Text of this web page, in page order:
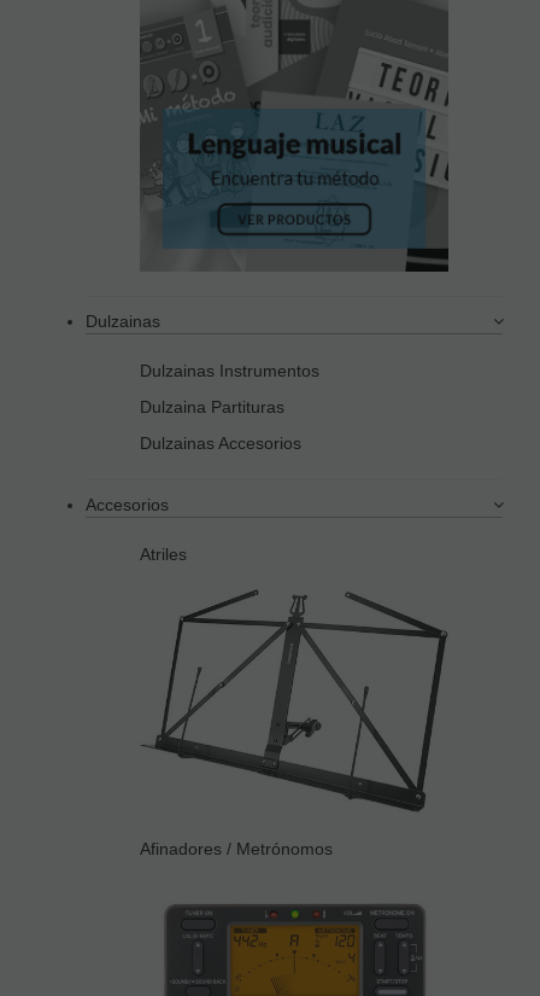
Dulzainas
Dulzainas Instrumentos
Dulzaina Partituras
Dulzainas Accesorios
Accesorios
Atriles
Afinadores / Metrónomos